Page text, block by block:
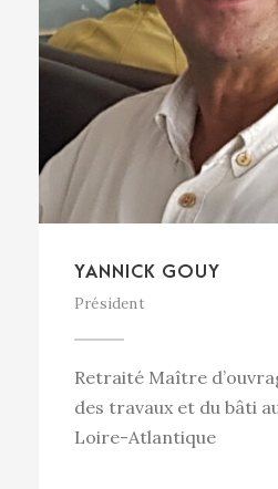
YANNICK GOUY
Président
Retraité Maître
des travaux et du bâti
Loire-Atlantique